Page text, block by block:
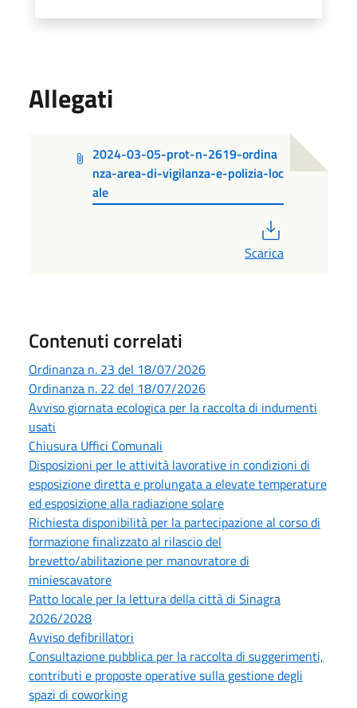
Allegati
2024-03-05-prot-n-2619-ordina
nza-area-di-vigilanza-e-polizia-loc
ale
Scarica
Contenuti correlati
Ordinanza n. 23 del 18/07/2026
Ordinanza n. 22 del 18/07/2026
Avviso giornata ecologica per la raccolta di indumenti
usati
Chiusura Uffici Comunali
Disposizioni per le attività lavorative in condizioni di
esposizione diretta e prolungata a elevate temperature
ed esposizione alla radiazione solare
Richiesta disponibilità per la partecipazione al corso di
formazione finalizzato al rilascio del
brevetto/abilitazione per manovratore di
miniescavatore
Patto locale per la lettura della città di Sinagra
2026/2028
Avviso defibrillatori
Consultazione pubblica per la raccolta di suggerimenti,
contributi e proposte operative sulla gestione degli
spazi di coworking